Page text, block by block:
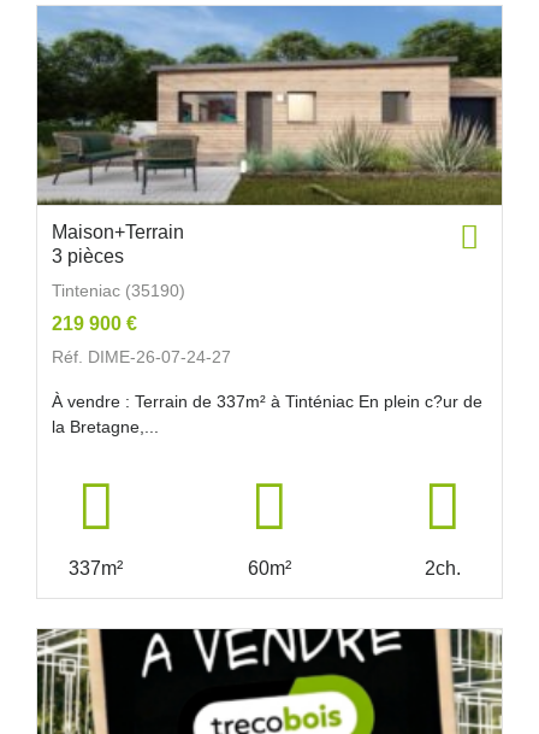
Maison+Terrain
3 pièces
Tinteniac (35190)
219 900 €
Réf. DIME-26-07-24-27
À vendre : Terrain de 337m² à Tinténiac En plein c?ur de
la Bretagne,...
337m² 60m² 2ch.